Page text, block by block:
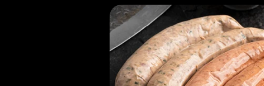
directamente
a la
información
del producto